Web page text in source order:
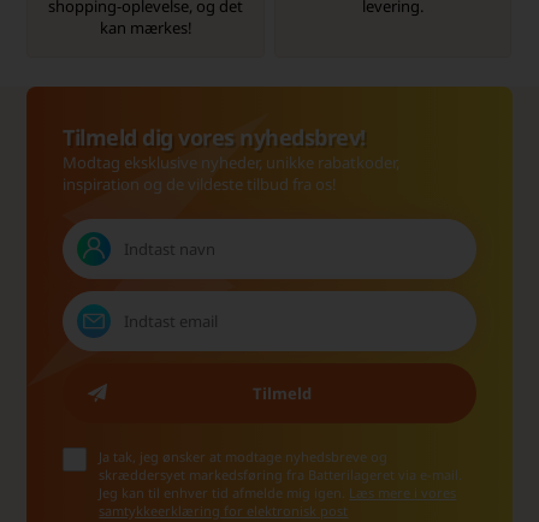
shopping-oplevelse, og det
kan mærkes!
levering.
Tilmeld dig vores nyhedsbrev!
Modtag eksklusive nyheder, unikke rabatkoder,
inspiration og de vildeste tilbud fra os!
Ja tak, jeg ønsker at modtage nyhedsbreve og
skræddersyet markedsføring fra Batterilageret via e-mail.
Jeg kan til enhver tid afmelde mig igen. Læs mere i vores
samtykkeerklæring for elektronisk post